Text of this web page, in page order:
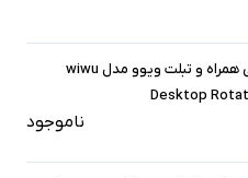
استند رومیزی گوشی همراه و تبلت ویوو مدل wiwu
Desktop
ناموجود